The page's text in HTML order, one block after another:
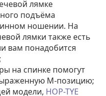
лямке
подъёма
ношении. На
лямки также есть
вам понадобится
на спинке помогут
М-позицию;
модели, HOP-TYE